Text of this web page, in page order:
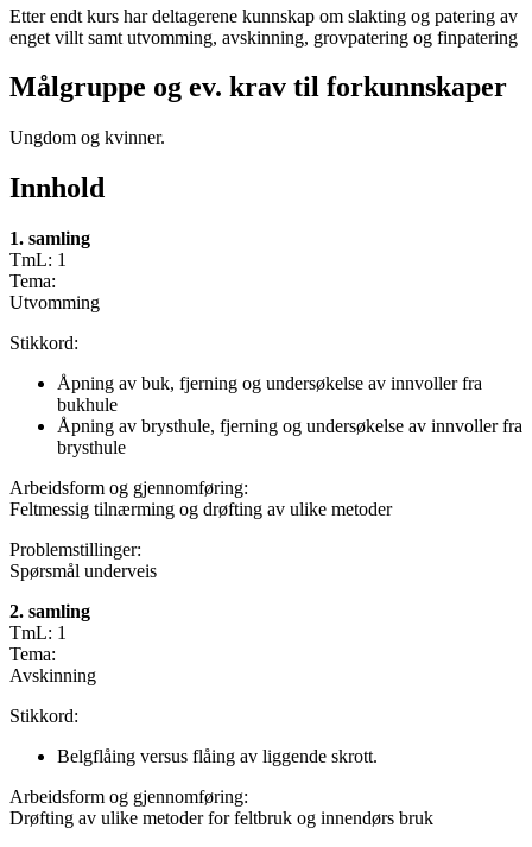
Etter endt kurs har deltagerene kunnskap om slakting og patering av
enget villt samt utvomming, avskinning, grovpatering og finpatering
Målgruppe og ev. krav til forkunnskaper
Ungdom og kvinner.
Innhold
1. samling
TmL: 1
Tema:
Utvomming
Stikkord:
Åpning av buk, fjerning og undersøkelse av innvoller fra
bukhule
Åpning av brysthule, fjerning og undersøkelse av innvoller fra
brysthule
Arbeidsform og gjennomføring:
Feltmessig tilnærming og drøfting av ulike metoder
Problemstillinger:
Spørsmål underveis
2. samling
TmL: 1
Tema:
Avskinning
Stikkord:
Belgflåing versus flåing av liggende skrott.
Arbeidsform og gjennomføring:
Drøfting av ulike metoder for feltbruk og innendørs bruk